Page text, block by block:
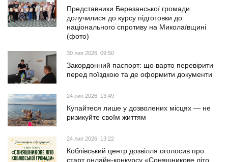
Представники Березанської громади
долучилися до курсу підготовки до
національного спротиву на Миколаївщині
(фото)
30 лип 2026, 09:50
Закордонний паспорт: що варто перевірити
перед поїздкою та де оформити документи
24 лип 2026, 13:49
Купайтеся лише у дозволених місцях — не
ризикуйте своїм життям
24 лип 2026, 13:22
Коблівський центр дозвілля оголосив про
старт онлайн-конкурсу «Соняшникове літо